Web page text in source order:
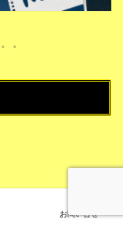
お問い合せ